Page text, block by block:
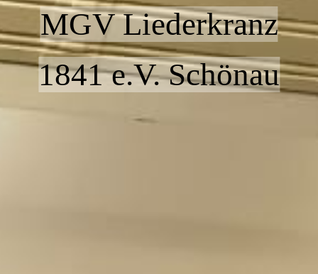
MGV Liederkranz
1841 e.V. Schönau